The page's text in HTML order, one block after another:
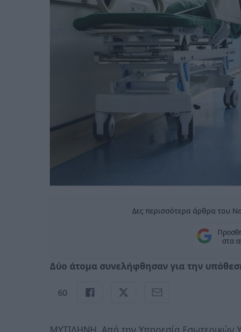
Δες περισσότερα άρθρα του
στα
Δύο άτομα συνελήφθησαν για την
60
ΜΥΤΙΛΗΝΗ. Από την Υπηρεσία Εσωτερικών